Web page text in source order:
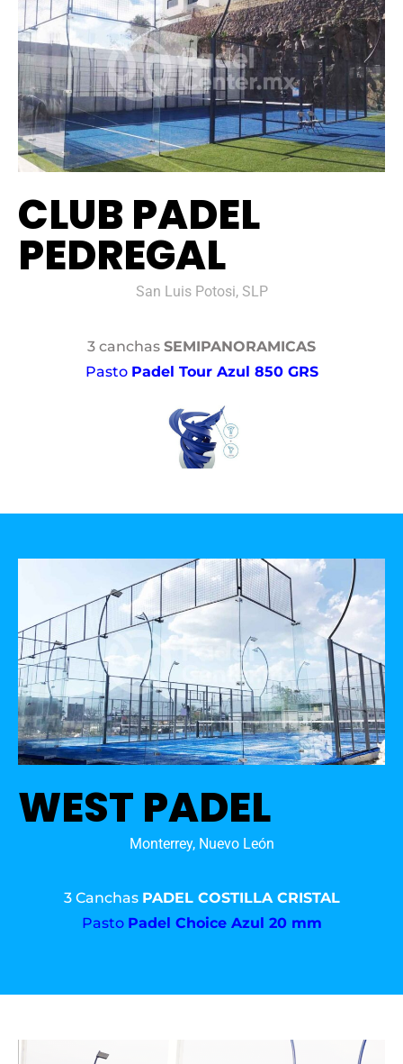
CLUB PADEL
PEDREGAL
San Luis Potosi, SLP
3 canchas SEMIPANORAMICAS
Pasto Padel Tour Azul 850 GRS
WEST PADEL
Monterrey, Nuevo León
3 Canchas PADEL COSTILLA CRISTAL
Pasto Padel Choice Azul 20 mm